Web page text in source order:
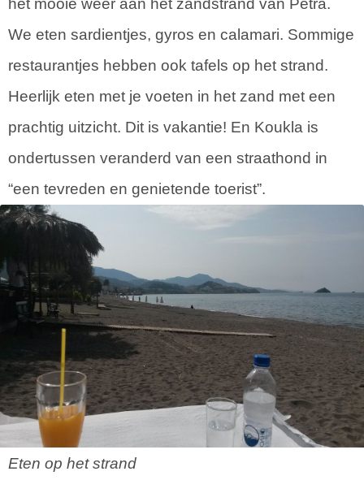
het mooie weer aan het zandstrand van Petra.
We eten sardientjes, gyros en calamari. Sommige
restaurantjes hebben ook tafels op het strand.
Heerlijk eten met je voeten in het zand met een
prachtig uitzicht. Dit is vakantie! En Koukla is
ondertussen veranderd van een straathond in
“een tevreden en genietende toerist”.
Eten op het strand